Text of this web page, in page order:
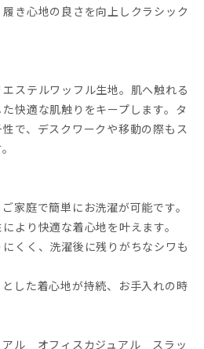
き心地の良さを向上しクラシック
ステルワッフル生地。肌へ触れる
快適な肌触りをキープします。タ
で、デスクワークや移動の際もス
家庭で簡単にお洗濯が可能です。
より快適な着心地を叶えます。
くく、洗濯後に残りがちなシワも
した着心地が持続、お手入れの時
ル オフィスカジュアル スラッ